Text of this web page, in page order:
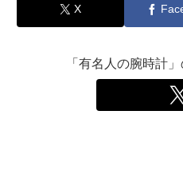
X
「有名人の腕時計